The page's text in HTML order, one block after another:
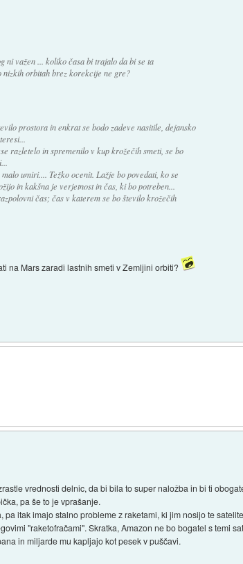
ni važen ... koliko časa bi trajalo da bi se ta
orbitah brez korekcije ne gre?
prostora in enkrat se bodo zadeve nasitile, dejansko
razletelo in spremenilo v kup krožečih smeti, se bo
umiri.... Težko ocenit. Lažje bo povedati, ko se
in kakšna je verjetnost in čas, ki bo potreben...
čas; čas v katerem se bo število krožečih
na Mars zaradi lastnih smeti v Zemljini orbiti?
vrednosti delnic, da bi bila to super naložba in bi ti
pa še to je vprašanje.
itak imajo stalno probleme z raketami, ki jim nosijo te
"raketofračami". Skratka, Amazon ne bo bogatel s temi
in miljarde mu kapljajo kot pesek v puščavi.